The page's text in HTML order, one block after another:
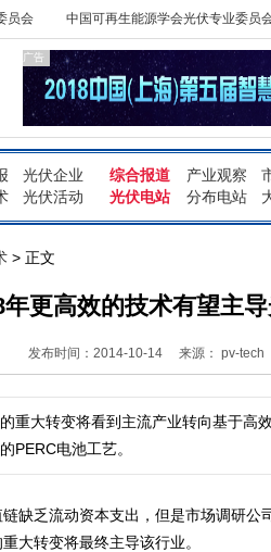
员会 中国可再生能源学会光伏专业委员
广告
光伏企业 综合报道 产业观察
光伏活动 光伏电站 分布电站
> 正文
更高效的技术有望主
发布时间：2014-10-14 来源： pv-tech
重大转变将看到主流产业转向基于高
PERC电池工艺。
链缺乏流动资本支出，但是市场调研公
大转变将最终主导该行业。